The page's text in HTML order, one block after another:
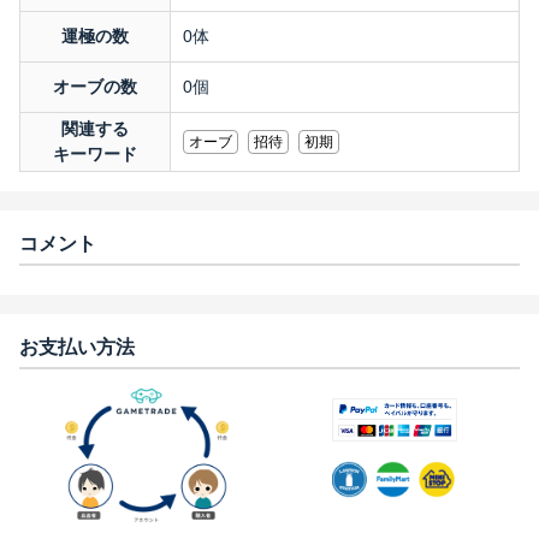
運極の数 0体
オーブの数 0個
関連する
キーワード
オーブ 招待 初期
コメント
お支払い方法